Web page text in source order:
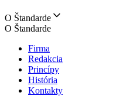
O Štandarde
O Štandarde
Firma
Redakcia
Princípy
História
Kontakty